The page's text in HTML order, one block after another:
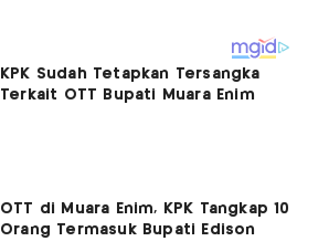
KPK Sudah Tetapkan Tersangka
Terkait OTT Bupati Muara Enim
OTT di Muara Enim, KPK Tangkap 10
Orang Termasuk Bupati Edison